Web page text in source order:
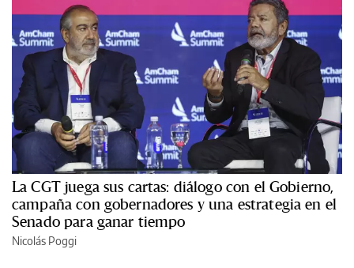
La CGT juega sus cartas: diálogo con el Gobierno,
campaña con gobernadores y una estrategia en el
Senado para ganar tiempo
Nicolás Poggi